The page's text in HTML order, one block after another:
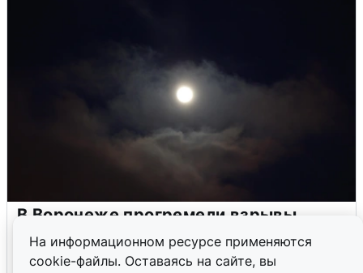
На информационном ресурсе применяются
cookie-файлы. Оставаясь на сайте, вы
В Воронеже прогремели взрывы
после сигнала тревоги
5 августа 0